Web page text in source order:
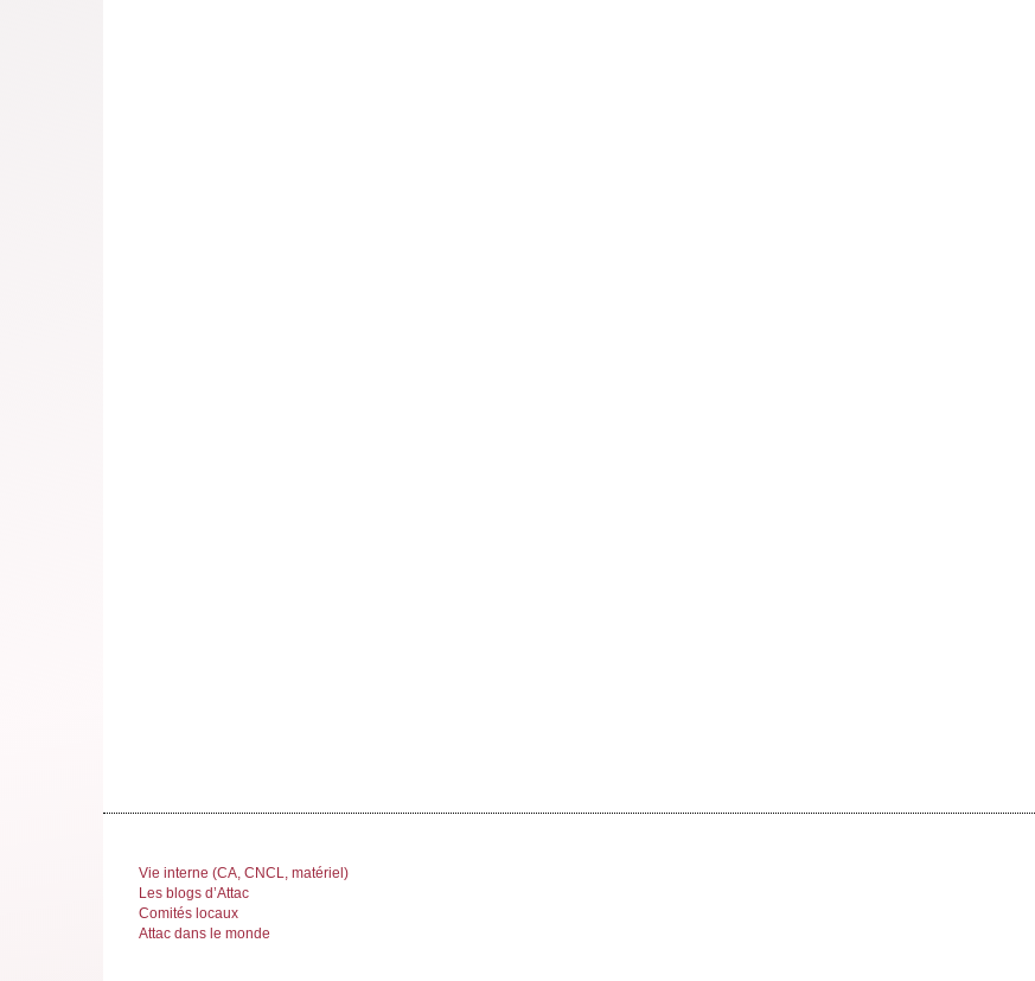
Vie interne (CA, CNCL, matériel)
Les blogs d’Attac
Comités locaux
Attac dans le monde